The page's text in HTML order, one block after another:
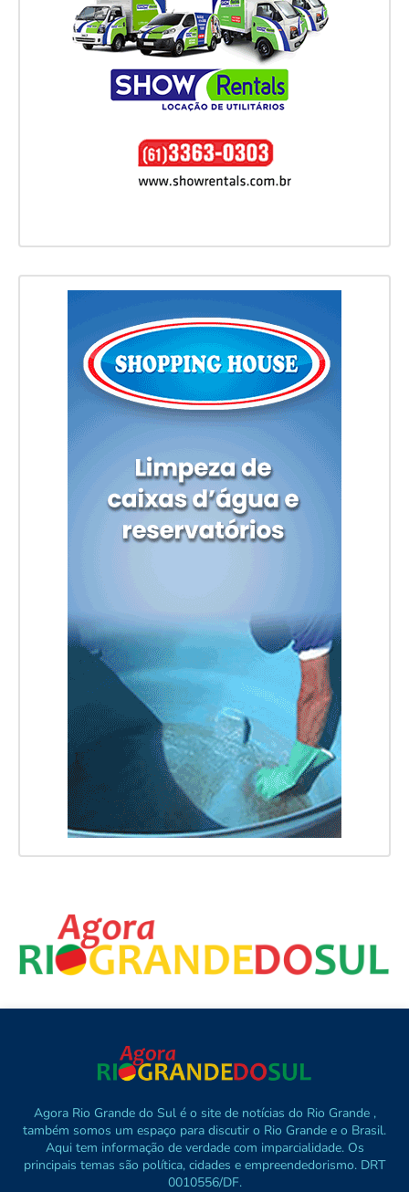
Agora Rio Grande do Sul é o site de notícias do Rio Grande ,
também somos um espaço para discutir o Rio Grande e o Brasil.
Aqui tem informação de verdade com imparcialidade. Os
principais temas são política, cidades e empreendedorismo. DRT
0010556/DF.